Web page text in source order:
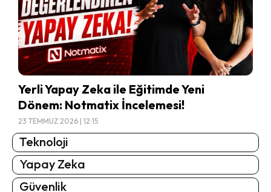
Yerli Yapay Zeka ile Eğitimde Yeni
Dönem: Notmatix İncelemesi!
23 TEMMUZ 2026 | 12:15
Teknoloji
Yapay Zeka
Güvenlik